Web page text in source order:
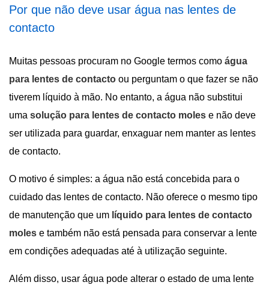
Por que não deve usar água nas lentes de
contacto
Muitas pessoas procuram no Google termos como água
para lentes de contacto ou perguntam o que fazer se não
tiverem líquido à mão. No entanto, a água não substitui
uma solução para lentes de contacto moles e não deve
ser utilizada para guardar, enxaguar nem manter as lentes
de contacto.
O motivo é simples: a água não está concebida para o
cuidado das lentes de contacto. Não oferece o mesmo tipo
de manutenção que um líquido para lentes de contacto
moles e também não está pensada para conservar a lente
em condições adequadas até à utilização seguinte.
Além disso, usar água pode alterar o estado de uma lente